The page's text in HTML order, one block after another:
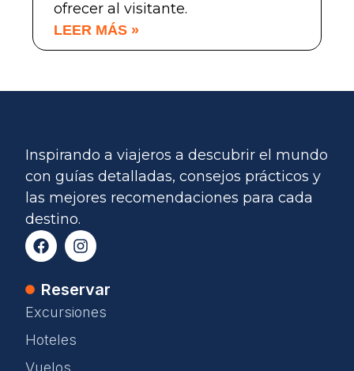
ofrecer al visitante.
LEER MÁS »
Inspirando a viajeros a descubrir el mundo
con guías detalladas, consejos prácticos y
las mejores recomendaciones para cada
destino.
Reservar
Excursiones
Hoteles